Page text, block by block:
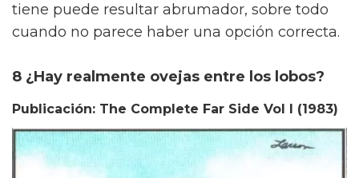
tiene puede resultar abrumador, sobre todo
cuando no parece haber una opción correcta.
8 ¿Hay realmente ovejas entre los lobos?
Publicación: The Complete Far Side Vol I (1983)